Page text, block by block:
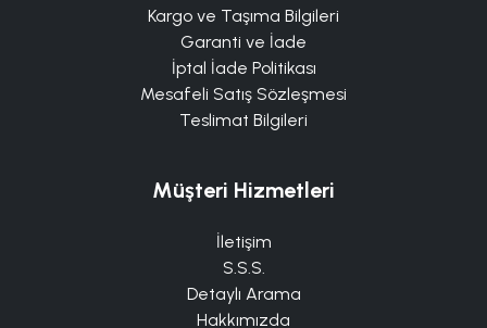
Kargo ve Taşıma Bilgileri
Garanti ve İade
İptal İade Politikası
Mesafeli Satış Sözleşmesi
Teslimat Bilgileri
Müşteri Hizmetleri
İletişim
S.S.S.
Detaylı Arama
Hakkımızda